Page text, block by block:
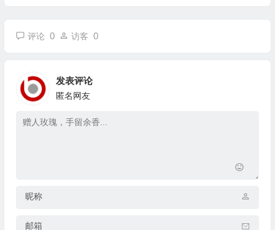
评论 0 访客 0
发表评论
匿名网友
昵称
邮箱